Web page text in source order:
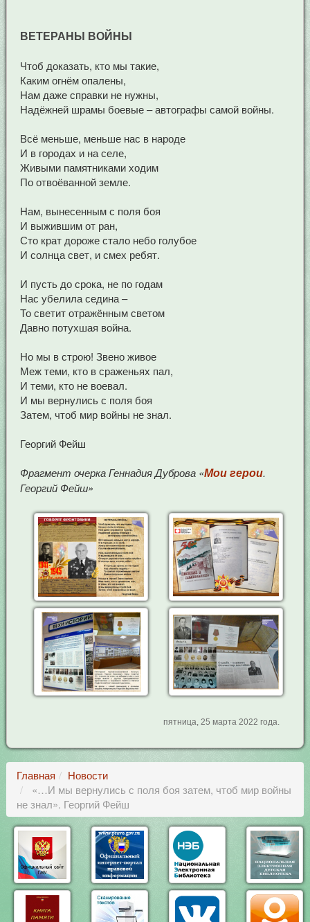
ВЕТЕРАНЫ ВОЙНЫ
Чтоб доказать, кто мы такие,
Каким огнём опалены,
Нам даже справки не нужны,
Надёжней шрамы боевые – автографы самой войны.
Всё меньше, меньше нас в народе
И в городах и на селе,
Живыми памятниками ходим
По отвоёванной земле.
Нам, вынесенным с поля боя
И выжившим от ран,
Сто крат дороже стало небо голубое
И солнца свет, и смех ребят.
И пусть до срока, не по годам
Нас убелила седина –
То светит отражённым светом
Давно потухшая война.
Но мы в строю! Звено живое
Меж теми, кто в сраженьях пал,
И теми, кто не воевал.
И мы вернулись с поля боя
Затем, чтоб мир войны не знал.
Георгий Фейш
Фрагмент очерка Геннадия Дуброва «Мои герои.
Георгий Фейш»
пятница, 25 марта 2022 года.
Главная
Новости
«…И мы вернулись с поля боя затем, чтоб мир войны
не знал». Георгий Фейш